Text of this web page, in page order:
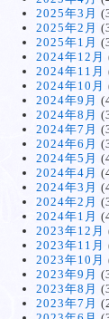
2025年3月
2025年2月
2025年1月
2024年12月
2024年11月
2024年10月
2024年9月
2024年8月
2024年7月
2024年6月
2024年5月
2024年4月
2024年3月
2024年2月
2024年1月
2023年12月
2023年11月
2023年10月
2023年9月
2023年8月
2023年7月